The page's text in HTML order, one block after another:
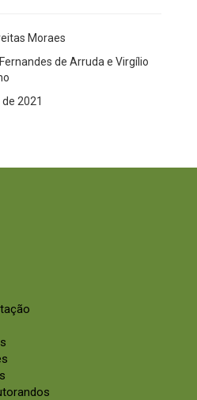
Moraes
de Arruda e Virgílio
2021